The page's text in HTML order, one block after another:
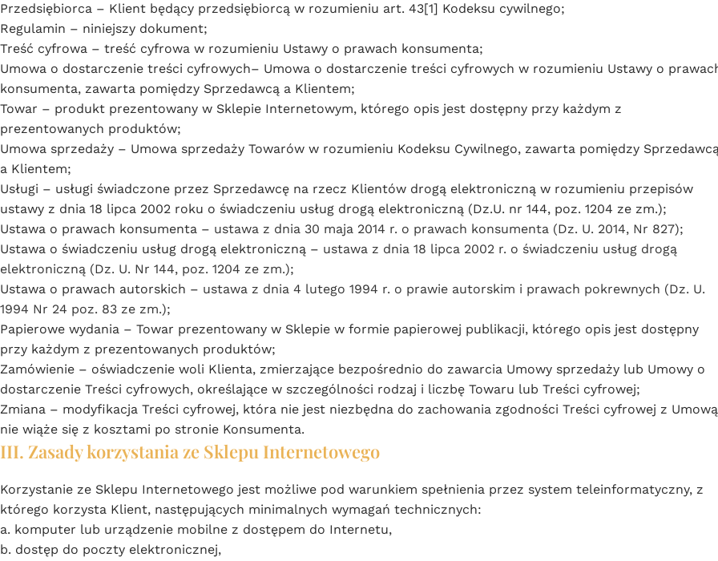
Przedsiębiorca – Klient będący przedsiębiorcą w rozumieniu art. 43[1] Kodeksu cywilnego;
Regulamin – niniejszy dokument;
Treść cyfrowa – treść cyfrowa w rozumieniu Ustawy o prawach konsumenta;
Umowa o dostarczenie treści cyfrowych– Umowa o dostarczenie treści cyfrowych w rozumieniu Ustawy o
konsumenta, zawarta pomiędzy Sprzedawcą a Klientem;
Towar – produkt prezentowany w Sklepie Internetowym, którego opis jest dostępny przy każdym z
prezentowanych produktów;
Umowa sprzedaży – Umowa sprzedaży Towarów w rozumieniu Kodeksu Cywilnego, zawarta pomiędzy
a Klientem;
Usługi – usługi świadczone przez Sprzedawcę na rzecz Klientów drogą elektroniczną w rozumieniu przepisów
ustawy z dnia 18 lipca 2002 roku o świadczeniu usług drogą elektroniczną (Dz.U. nr 144, poz. 1204 ze zm.);
Ustawa o prawach konsumenta – ustawa z dnia 30 maja 2014 r. o prawach konsumenta (Dz. U. 2014, Nr 827);
Ustawa o świadczeniu usług drogą elektroniczną – ustawa z dnia 18 lipca 2002 r. o świadczeniu usług drogą
elektroniczną (Dz. U. Nr 144, poz. 1204 ze zm.);
Ustawa o prawach autorskich – ustawa z dnia 4 lutego 1994 r. o prawie autorskim i prawach pokrewnych (Dz. U.
1994 Nr 24 poz. 83 ze zm.);
Papierowe wydania – Towar prezentowany w Sklepie w formie papierowej publikacji, którego opis jest dostępny
przy każdym z prezentowanych produktów;
Zamówienie – oświadczenie woli Klienta, zmierzające bezpośrednio do zawarcia Umowy sprzedaży lub Umowy o
dostarczenie Treści cyfrowych, określające w szczególności rodzaj i liczbę Towaru lub Treści cyfrowej;
Zmiana – modyfikacja Treści cyfrowej, która nie jest niezbędna do zachowania zgodności Treści cyfrowej z
nie wiąże się z kosztami po stronie Konsumenta.
III. Zasady korzystania ze Sklepu Internetowego
Korzystanie ze Sklepu Internetowego jest możliwe pod warunkiem spełnienia przez system teleinformatyczny, z
którego korzysta Klient, następujących minimalnych wymagań technicznych:
a. komputer lub urządzenie mobilne z dostępem do Internetu,
b. dostęp do poczty elektronicznej,